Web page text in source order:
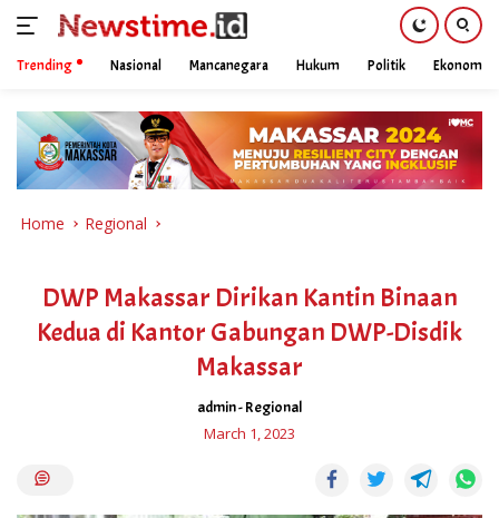
content
Trending Nasional Mancanegara Hukum Politik Ekonomi
Home Regional
DWP Makassar Dirikan Kantin Binaan
Kedua di Kantor Gabungan DWP-Disdik
Makassar
admin-Regional
March 1, 2023